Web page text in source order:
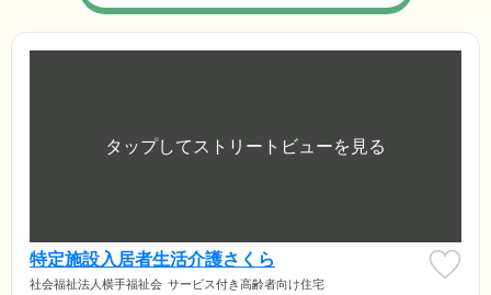
特定施設入居者生活介護さくら
社会福祉法人横手福祉会 サービス付き高齢者向け住宅